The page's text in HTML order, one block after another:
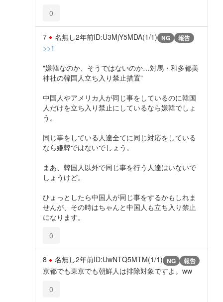
0
7 名無し2年前ID:U3MjY5MDA(1/1) NG 報告
>>1
"嫌韓なのか、そうではないのか…対馬・和多都美
神社の韓国人立ち入り禁止措置"
中国人やアメリカ人が同じ事をしているのに韓国
人だけを立ち入り禁止にしているなら嫌韓でしょ
う。
同じ事をしている人達全てに同じ対応をしている
なら嫌韓ではないでしょう。
まあ、韓国人以外で同じ事を行う人達はいないで
しょうけど。
ひょっとしたら中国人が同じ事をするかもしれま
せんが、その時はちゃんと中国人も立ち入り禁止
になります。
0
8 名無し2年前ID:UwNTQ5MTM(1/1) NG 報告
京都でも東京でも朝鮮人は排除対象ですよ。ww
0